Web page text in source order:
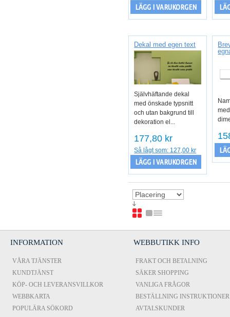
LÄGG I VARUKORGEN
Dekal med egen text
Självhäftande dekal
med önskade typsnitt
och utan bakgrund till
dekoration el...
177,80 kr
Så lågt som: 127,00 kr
LÄGG I VARUKORGEN
INFORMATION
VÅRA TJÄNSTER
KUNDTJÄNST
KÖP- OCH LEVERANSVILLKOR
WEBBKARTA
POPULÄRA SÖKORD
WEBBUTIKK INFO
FRAKT OCH BETALNING
SÄKER SHOPPING
VANLIGA FRÅGOR
BESTÄLLNING INSTRUKTIONER
AVTALSKUNDER